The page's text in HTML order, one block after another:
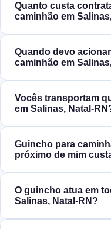
Quanto custa
caminhão em
Quando devo
caminhão em
Vocês transportam
em Salinas,
Guincho para
próximo de mim
O guincho atua em
Salinas, Natal‑RN?